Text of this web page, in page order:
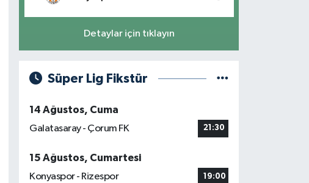
Detaylar için tıklayın
Süper Lig Fikstür
14 Ağustos, Cuma
Galatasaray - Çorum FK
21:30
15 Ağustos, Cumartesi
Konyaspor - Rizespor
19:00